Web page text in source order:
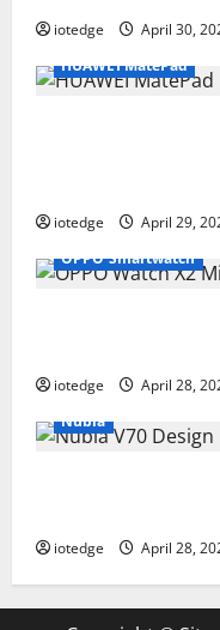
iotedge April 30,
HUAWEI MatePad
iotedge April 29,
OPPO Smartwatch
iotedge April 28,
Nubia
iotedge April 28,